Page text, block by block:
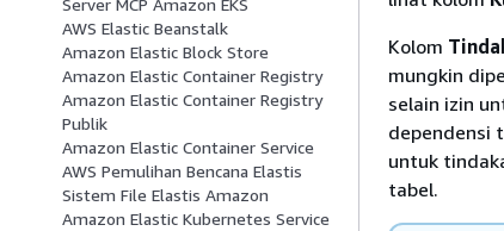
Server MCP Amazon EKS
AWS Elastic Beanstalk
Amazon Elastic Block Store
Amazon Elastic Container Registry
Amazon Elastic Container Registry
Publik
Amazon Elastic Container Service
AWS Pemulihan Bencana Elastis
Sistem File Elastis Amazon
Amazon Elastic Kubernetes Service
Kolom
mungkin
selain izin
dependensi
untuk
tabel.